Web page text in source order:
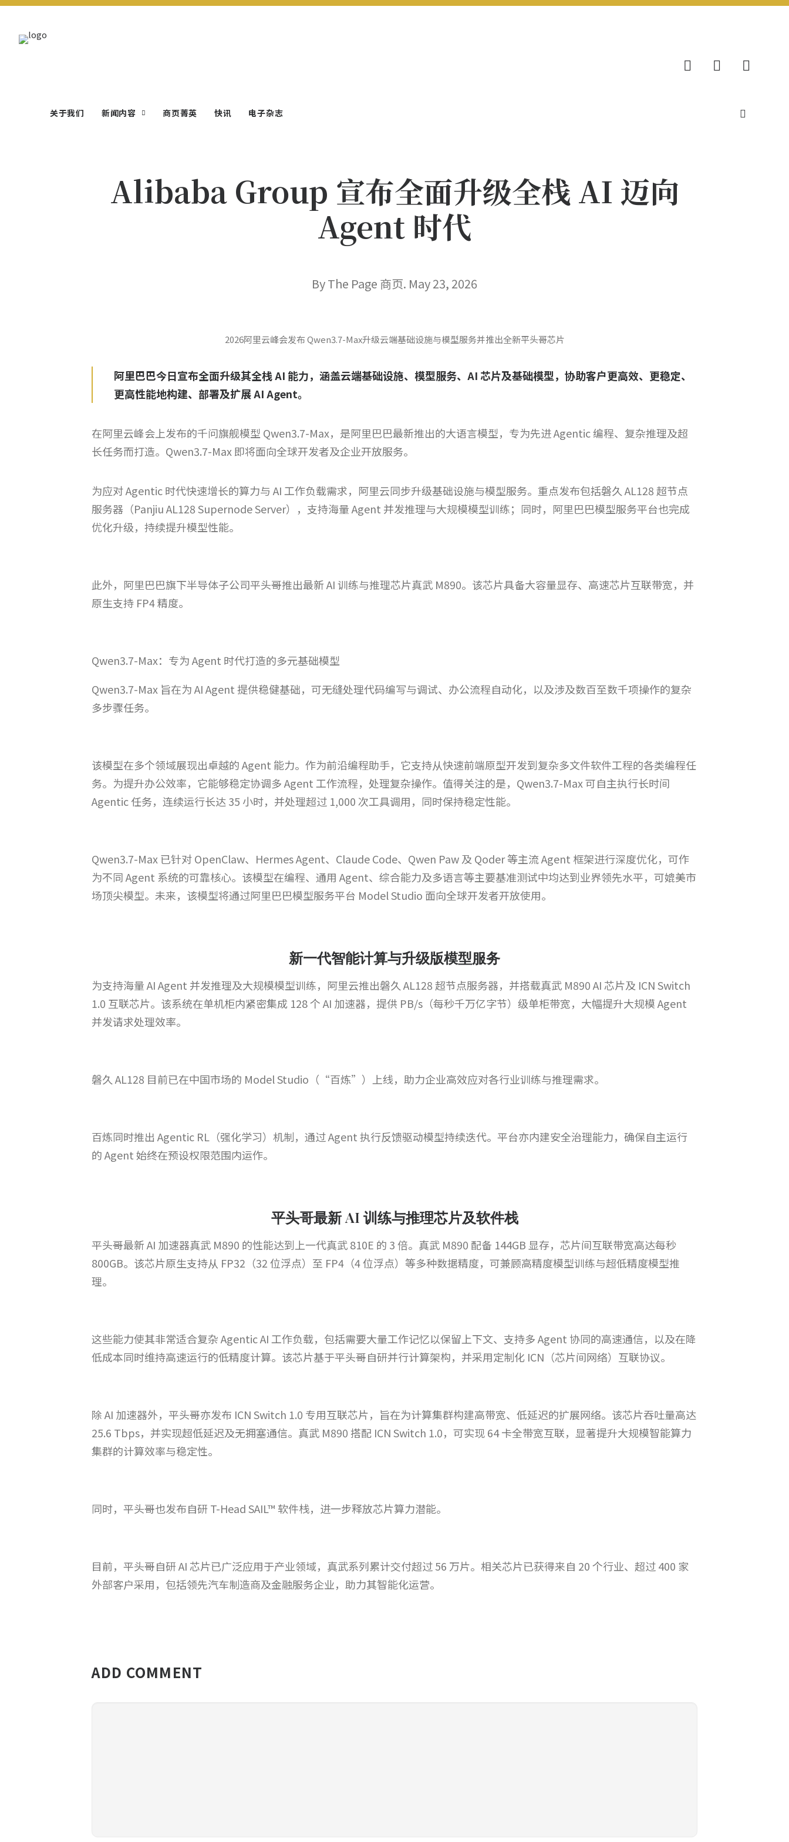
关于我们 新闻内容 商页菁英 快讯 电子杂志
Alibaba Group 宣布全面升级全栈 AI 迈向
Agent 时代
By The Page 商页. May 23, 2026
2026阿里云峰会发布 Qwen3.7-Max升级云端基础设施与模型服务并推出全新平头哥芯片
阿里巴巴今日宣布全面升级其全栈 AI 能力，涵盖云端基础设施、模型服务、AI 芯片及基础模型，协助客户更高效、更稳定、
更高性能地构建、部署及扩展 AI Agent。
在阿里云峰会上发布的千问旗舰模型 Qwen3.7-Max，是阿里巴巴最新推出的大语言模型，专为先进 Agentic 编程、复杂推理及超
长任务而打造。Qwen3.7-Max 即将面向全球开发者及企业开放服务。
为应对 Agentic 时代快速增长的算力与 AI 工作负载需求，阿里云同步升级基础设施与模型服务。重点发布包括磐久 AL128 超节点
服务器（Panjiu AL128 Supernode Server），支持海量 Agent 并发推理与大规模模型训练；同时，阿里巴巴模型服务平台也完成
优化升级，持续提升模型性能。
此外，阿里巴巴旗下半导体子公司平头哥推出最新 AI 训练与推理芯片真武 M890。该芯片具备大容量显存、高速芯片互联带宽，并
原生支持 FP4 精度。
Qwen3.7-Max：专为 Agent 时代打造的多元基础模型
Qwen3.7-Max 旨在为 AI Agent 提供稳健基础，可无缝处理代码编写与调试、办公流程自动化，以及涉及数百至数千项操作的复杂
多步骤任务。
该模型在多个领域展现出卓越的 Agent 能力。作为前沿编程助手，它支持从快速前端原型开发到复杂多文件软件工程的各类编程任
务。为提升办公效率，它能够稳定协调多 Agent 工作流程，处理复杂操作。值得关注的是，Qwen3.7-Max 可自主执行长时间
Agentic 任务，连续运行长达 35 小时，并处理超过 1,000 次工具调用，同时保持稳定性能。
Qwen3.7-Max 已针对 OpenClaw、Hermes Agent、Claude Code、Qwen Paw 及 Qoder 等主流 Agent 框架进行深度优化，可作
为不同 Agent 系统的可靠核心。该模型在编程、通用 Agent、综合能力及多语言等主要基准测试中均达到业界领先水平，可媲美市
场顶尖模型。未来，该模型将通过阿里巴巴模型服务平台 Model Studio 面向全球开发者开放使用。
新一代智能计算与升级版模型服务
为支持海量 AI Agent 并发推理及大规模模型训练，阿里云推出磐久 AL128 超节点服务器，并搭载真武 M890 AI 芯片及 ICN Switch
1.0 互联芯片。该系统在单机柜内紧密集成 128 个 AI 加速器，提供 PB/s（每秒千万亿字节）级单柜带宽，大幅提升大规模 Agent
并发请求处理效率。
磐久 AL128 目前已在中国市场的 Model Studio（“百炼”）上线，助力企业高效应对各行业训练与推理需求。
百炼同时推出 Agentic RL（强化学习）机制，通过 Agent 执行反馈驱动模型持续迭代。平台亦内建安全治理能力，确保自主运行
的 Agent 始终在预设权限范围内运作。
平头哥最新 AI 训练与推理芯片及软件栈
平头哥最新 AI 加速器真武 M890 的性能达到上一代真武 810E 的 3 倍。真武 M890 配备 144GB 显存，芯片间互联带宽高达每秒
800GB。该芯片原生支持从 FP32（32 位浮点）至 FP4（4 位浮点）等多种数据精度，可兼顾高精度模型训练与超低精度模型推
理。
这些能力使其非常适合复杂 Agentic AI 工作负载，包括需要大量工作记忆以保留上下文、支持多 Agent 协同的高速通信，以及在降
低成本同时维持高速运行的低精度计算。该芯片基于平头哥自研并行计算架构，并采用定制化 ICN（芯片间网络）互联协议。
除 AI 加速器外，平头哥亦发布 ICN Switch 1.0 专用互联芯片，旨在为计算集群构建高带宽、低延迟的扩展网络。该芯片吞吐量高达
25.6 Tbps，并实现超低延迟及无拥塞通信。真武 M890 搭配 ICN Switch 1.0，可实现 64 卡全带宽互联，显著提升大规模智能算力
集群的计算效率与稳定性。
同时，平头哥也发布自研 T-Head SAIL™ 软件栈，进一步释放芯片算力潜能。
目前，平头哥自研 AI 芯片已广泛应用于产业领域，真武系列累计交付超过 56 万片。相关芯片已获得来自 20 个行业、超过 400 家
外部客户采用，包括领先汽车制造商及金融服务企业，助力其智能化运营。
ADD COMMENT